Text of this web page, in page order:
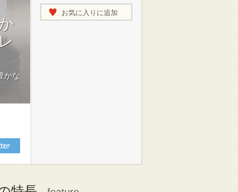
かな
お気に入りに追加